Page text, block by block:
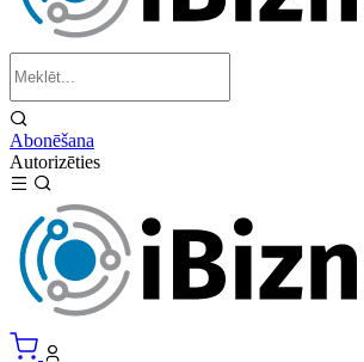
Abonēšana
Autorizēties